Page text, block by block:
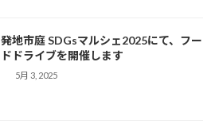
発地市庭 SDGsマルシェ2025にて、フー
ドドライブを開催します
5月 3, 2025